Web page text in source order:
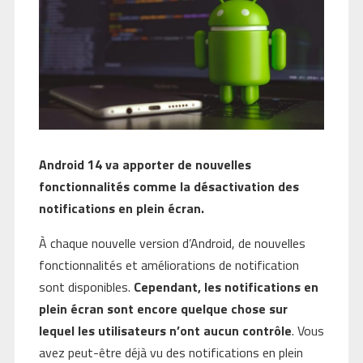
Android 14 va apporter de nouvelles
fonctionnalités comme la désactivation des
notifications en plein écran.
À chaque nouvelle version d’Android, de nouvelles
fonctionnalités et améliorations de notification
sont disponibles. Cependant, les notifications en
plein écran sont encore quelque chose sur
lequel les utilisateurs n’ont aucun contrôle. Vous
avez peut-être déjà vu des notifications en plein